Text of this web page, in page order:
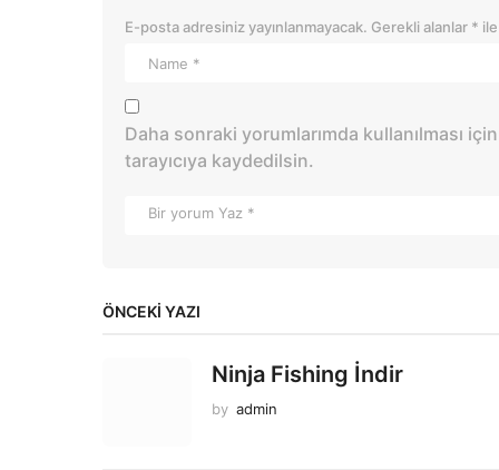
E-posta adresiniz yayınlanmayacak. Gerekli alanlar *
Daha sonraki yorumlarımda kullanılması
tarayıcıya kaydedilsin.
ÖNCEKI YAZI
Ninja Fishing İndir
by admin